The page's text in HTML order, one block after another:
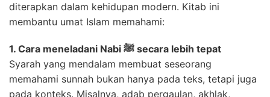
diterapkan dalam kehidupan modern. Kitab ini
membantu umat Islam memahami:
1. Cara meneladani Nabi ﷺ secara lebih tepat
Syarah yang mendalam membuat seseorang
memahami sunnah bukan hanya pada teks, tetapi juga
pada konteks. Misalnya, adab pergaulan, akhlak,